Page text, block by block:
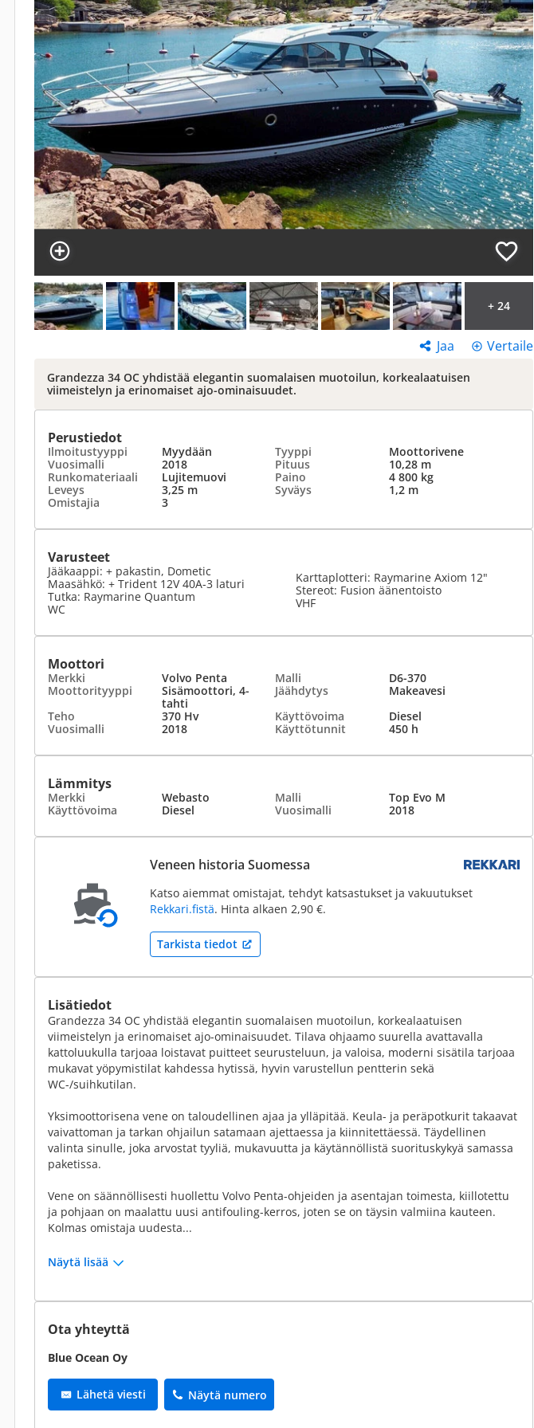
+ 24
Jaa Vertaile
Grandezza 34 OC yhdistää elegantin suomalaisen muotoilun, korkealaatuisen
viimeistelyn ja erinomaiset ajo-ominaisuudet.
Perustiedot
Ilmoitustyyppi Myydään Tyyppi
Moottorivene
Vuosimalli
2018 Pituus
10,28 m
Runkomateriaali
Lujitemuovi Paino
4 800 kg
Leveys
3,25 m Syväys
1,2 m
Omistajia
3
Varusteet
Jääkaappi: + pakastin, Dometic
Maasähkö: + Trident 12V 40A-3 laturi
Tutka: Raymarine Quantum
WC
Karttaplotteri: Raymarine Axiom 12"
Stereot: Fusion äänentoisto
VHF
Moottori
Merkki Volvo Penta Malli
D6-370
Moottorityyppi
Sisämoottori, 4-
tahti
Jäähdytys
Makeavesi
Teho
370 Hv Käyttövoima
Diesel
Vuosimalli
2018 Käyttötunnit 450 h
Lämmitys
Merkki Webasto Malli
Top Evo M
Käyttövoima
Diesel Vuosimalli 2018
Veneen historia Suomessa
Katso aiemmat omistajat, tehdyt katsastukset ja vakuutukset
Rekkari.fistä. Hinta alkaen 2,90 €.
Tarkista tiedot
Lisätiedot
Grandezza 34 OC yhdistää elegantin suomalaisen muotoilun, korkealaatuisen
viimeistelyn ja erinomaiset ajo-ominaisuudet. Tilava ohjaamo suurella avattavalla
kattoluukulla tarjoaa loistavat puitteet seurusteluun, ja valoisa, moderni sisätila tarjoaa
mukavat yöpymistilat kahdessa hytissä, hyvin varustellun pentterin sekä
WC-/suihkutilan.
Yksimoottorisena vene on taloudellinen ajaa ja ylläpitää. Keula- ja peräpotkurit takaavat
vaivattoman ja tarkan ohjailun satamaan ajettaessa ja kiinnitettäessä. Täydellinen
valinta sinulle, joka arvostat tyyliä, mukavuutta ja käytännöllistä suorituskykyä samassa
paketissa.
Vene on säännöllisesti huollettu Volvo Penta-ohjeiden ja asentajan toimesta, kiillotettu
ja pohjaan on maalattu uusi antifouling-kerros, joten se on täysin valmiina kauteen.
Kolmas omistaja uudesta...
Näytä lisää
Ota yhteyttä
Blue Ocean Oy
Lähetä viesti Näytä numero